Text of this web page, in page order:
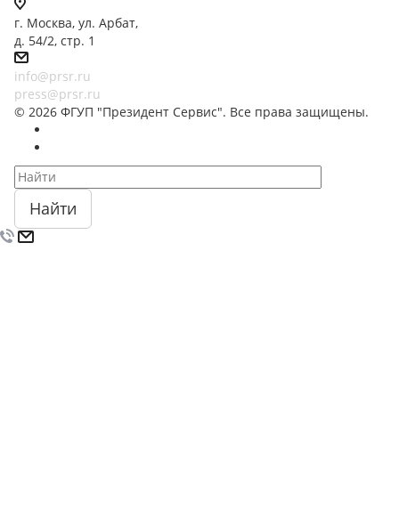
г. Москва, ул. Арбат,
д. 54/2, стр. 1
info@prsr.ru
press@prsr.ru
© 2026 ФГУП "Президент Сервис". Все права защищены.
Найти